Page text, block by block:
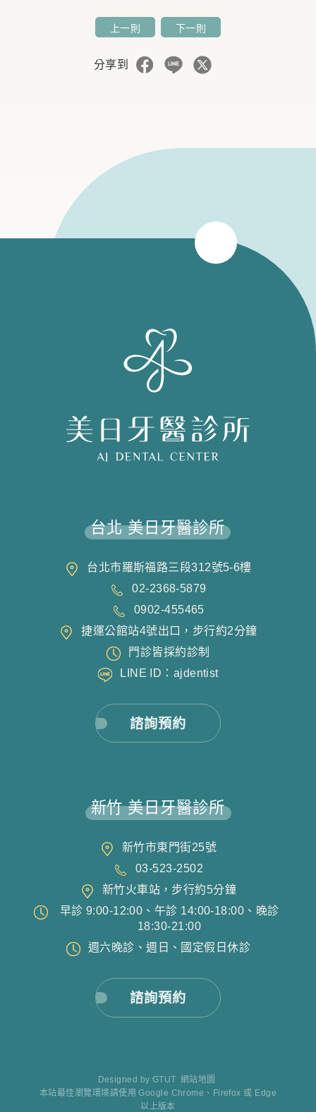
上一則 下一則
分享到
台北 美日牙醫診所
台北市羅斯福路三段312號5-6樓
02-2368-5879
0902-455465
捷運公館站4號出口，步行約2分鐘
門診皆採約診制
LINE ID：ajdentist
諮詢預約
新竹 美日牙醫診所
新竹市東門街25號
03-523-2502
新竹火車站，步行約5分鐘
早診 9:00-12:00、午診 14:00-18:00、晚診
18:30-21:00
週六晚診、週日、國定假日休診
諮詢預約
Designed by GTUT 網站地圖
本站最佳瀏覽環境請使用 Google Chrome、Firefox 或 Edge
以上版本